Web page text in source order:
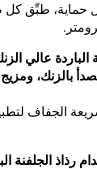
طبِّق كل
بالزنك، ومزيج
الجفاف
رذاذ الجلفنة